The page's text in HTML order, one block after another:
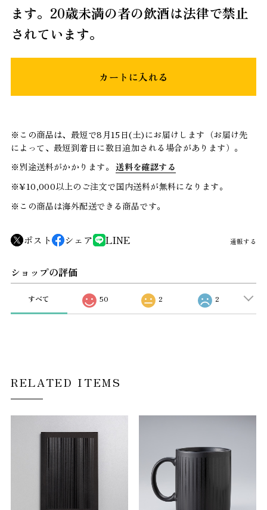
ます。20歳未満の者の飲酒は法律で禁止
されています。
カートに入れる
※この商品は、最短で8月15日(土)にお届けします（お届け先
によって、最短到着日に数日追加される場合があります）。
※別途送料がかかります。 送料を確認する
※¥10,000以上のご注文で国内送料が無料になります。
※この商品は海外配送できる商品です。
ポスト シェア LINE 通報する
ショップの評価
すべて 50 2 2
RELATED ITEMS